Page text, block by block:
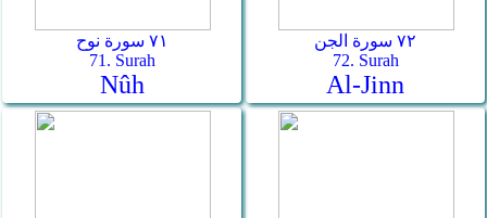
٧١ سورة نوح
71. Surah
Nûh
٧٢ سورة الجن
72. Surah
Al-Jinn